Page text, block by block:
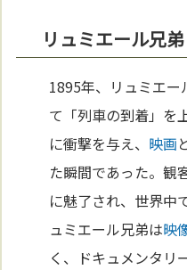
リュミエール兄
1895年、リュミエ
て「列車の到着」を
に衝撃を与え、 映画
た瞬間であった。観
に魅了され、世界中
ュミエール兄弟は映
く、ドキュメンタリ